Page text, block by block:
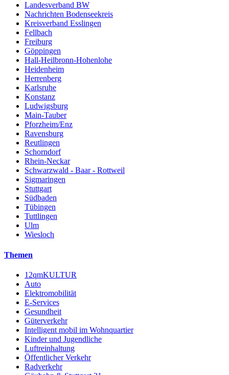
Landesverband BW
Nachrichten Bodenseekreis
Kreisverband Esslingen
Fellbach
Freiburg
Göppingen
Hall-Heilbronn-Hohenlohe
Heidenheim
Herrenberg
Karlsruhe
Konstanz
Ludwigsburg
Main-Tauber
Pforzheim/Enz
Ravensburg
Reutlingen
Schorndorf
Rhein-Neckar
Schwarzwald - Baar - Rottweil
Sigmaringen
Stuttgart
Südbaden
Tübingen
Tuttlingen
Ulm
Wiesloch
Themen
12qmKULTUR
Auto
Elektromobilität
E-Services
Gesundheit
Güterverkehr
Intelligent mobil im Wohnquartier
Kinder und Jugendliche
Luftreinhaltung
Öffentlicher Verkehr
Radverkehr